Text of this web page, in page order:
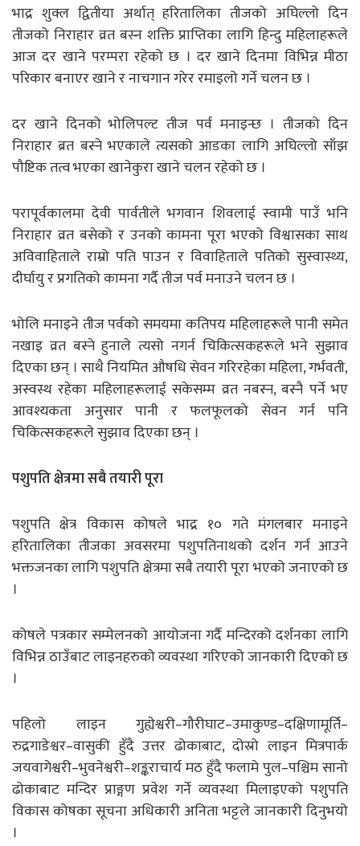
भाद्र शुक्ल द्वितीया अर्थात् हरितालिका तीजको अघिल्लो दिन
तीजको निराहार व्रत बस्‍न शक्ति प्राप्तिका लागि हिन्दु महिलाहरूले
आज दर खाने परम्परा रहेको छ । दर खाने दिनमा विभिन्न मीठा
परिकार बनाएर खाने र नाचगान गरेर रमाइलो गर्ने चलन छ ।
दर खाने दिनको भोलिपल्ट तीज पर्व मनाइन्छ । तीजको दिन
निराहार ब्रत बस्ने भएकाले त्यसको आडका लागि अघिल्लो साँझ
पौष्टिक तत्व भएका खानेकुरा खाने चलन रहेको छ ।
परापूर्वकालमा देवी पार्वतीले भगवान शिवलाई स्वामी पाउँ भनि
निराहार व्रत बसेको र उनको कामना पूरा भएको विश्वासका साथ
अविवाहिताले राम्रो पति पाउन र विवाहिताले पतिको सुस्वास्थ्य,
दीर्घायु र प्रगतिको कामना गर्दै तीज पर्व मनाउने चलन छ ।
भोलि मनाइने तीज पर्वको समयमा कतिपय महिलाहरूले पानी समेत
नखाइ व्रत बस्ने हुनाले त्यसो नगर्न चिकित्सकहरूले भने सुझाव
दिएका छन् । साथै नियमित औषधि सेवन गरिरहेका महिला, गर्भवती,
अस्वस्थ रहेका महिलाहरूलाई सकेसम्म व्रत नबस्न, बस्नै पर्ने भए
आवश्यकता अनुसार पानी र फलफूलको सेवन गर्न पनि
चिकित्सकहरूले सुझाव दिएका छन् ।
पशुपति क्षेत्रमा सबै तयारी पूरा
पशुपति क्षेत्र विकास कोषले भाद्र १० गते मंगलबार मनाइने
हरितालिका तीजका अवसरमा पशुपतिनाथको दर्शन गर्न आउने
भक्तजनका लागि पशुपति क्षेत्रमा सबै तयारी पूरा भएको जनाएको छ
।
कोषले पत्रकार सम्मेलनको आयोजना गर्दै मन्दिरको दर्शनका लागि
विभिन्न ठाउँबाट लाइनहरुको व्यवस्था गरिएको जानकारी दिएको छ
।
पहिलो लाइन गुह्येश्वरी–गौरीघाट–उमाकुण्ड–दक्षिणामूर्ति–
रुद्रगाडेश्वर–वासुकी हुँदै उत्तर ढोकाबाट, दोस्रो लाइन मित्रपार्क
जयवागेश्वरी–भुवनेश्वरी–शङ्कराचार्य मठ हुँदै फलामे पुल–पश्चिम सानो
ढोकाबाट मन्दिर प्राङ्गण प्रवेश गर्ने व्यवस्था मिलाइएको पशुपति
विकास कोषका सूचना अधिकारी अनिता भट्टले जानकारी दिनुभयो
।